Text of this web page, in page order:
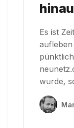
Es ist
wurde,